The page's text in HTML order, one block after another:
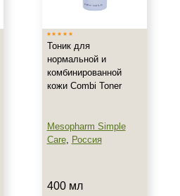
Тоник для
нормальной и
комбинированной
кожи Combi Toner
Mesopharm Simple
Care, Россия
400 мл